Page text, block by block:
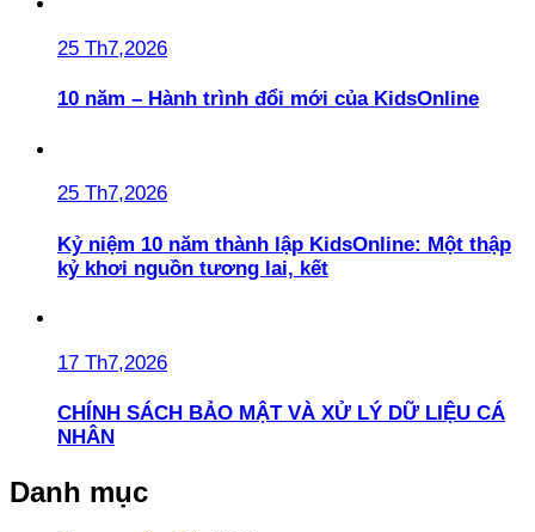
25 Th7,2026
10 năm – Hành trình đổi mới của KidsOnline
25 Th7,2026
Kỷ niệm 10 năm thành lập KidsOnline: Một thập
kỷ khơi nguồn tương lai, kết
17 Th7,2026
CHÍNH SÁCH BẢO MẬT VÀ XỬ LÝ DỮ LIỆU CÁ
NHÂN
Danh mục